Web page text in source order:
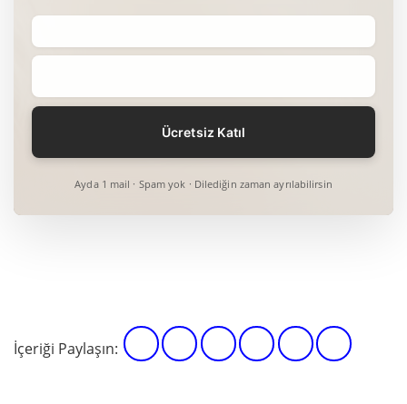
Ayda 1 mail · Spam yok · Dilediğin zaman ayrılabilirsin
İçeriği Paylaşın: